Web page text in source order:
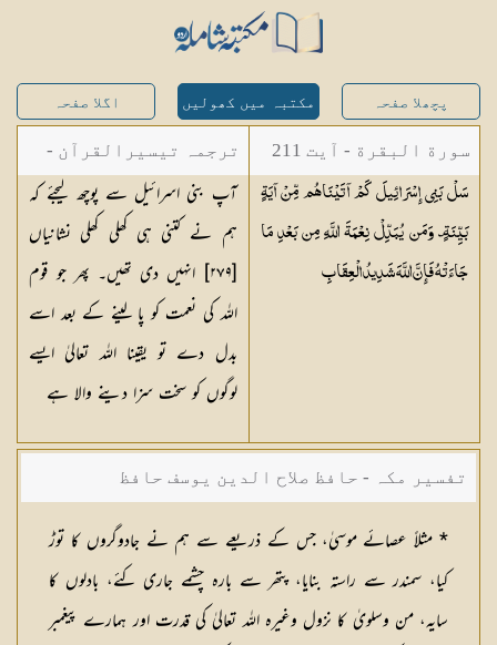
پچھلا صفحہ مکتبہ میں کھولیں اگلا صفحہ
سورة البقرة - آیت 211
سَلْ بَنِي إِسْرَائِيلَ كَمْ آتَيْنَاهُم مِّنْ آيَةٍ
بَيِّنَةٍ ۗ وَمَن يُبَدِّلْ نِعْمَةَ اللَّهِ مِن بَعْدِ مَا
جَاءَتْهُ فَإِنَّ اللَّهَ شَدِيدُالْعِقَابِ
ترجمہ تیسیرالقرآن -
مولانا عبد الرحمن
کیلانی
آپ بنی اسرائیل سے پوچھ لیجئے کہ
ہم نے کتنی ہی کھلی کھلی نشانیاں
[٢٧٩] انہیں دی تھیں۔ پھر جو قوم
اللہ کی نعمت کو پا لینے کے بعد اسے
بدل دے تو یقینا اللہ تعالیٰ ایسے
لوگوں کو سخت سزا دینے والا ہے
تفسیر مکہ - حافظ صلاح الدین یوسف حافظ
* مثلاً عصائے موسیٰ، جس کے ذریعے سے ہم نے جادوگروں کا توڑ
کیا، سمندر سے راستہ بنایا، پتھر سے بارہ چشمے جاری کئے، بادلوں کا
سایہ، من وسلویٰ کا نزول وغیرہ اللہ تعالیٰ کی قدرت اور ہمارے پیغمبر